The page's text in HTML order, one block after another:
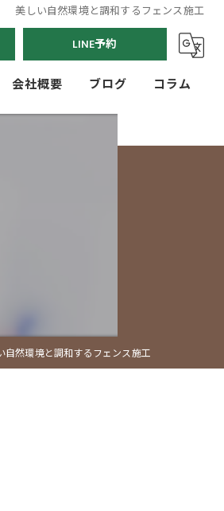
美しい自然環境と調和するフェンス施工
LINE予約
会社概要 ブログ コラム
自然環境と調和するフェンス施工